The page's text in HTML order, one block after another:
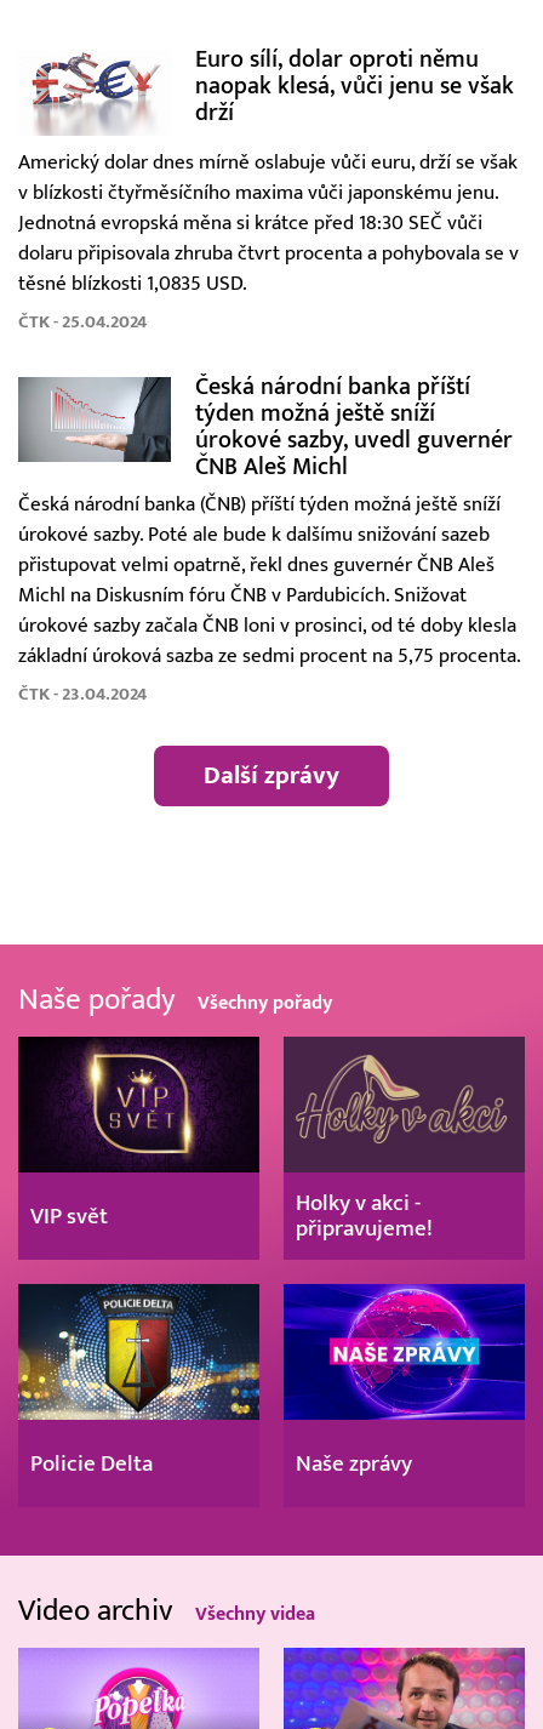
Euro sílí, dolar oproti němu
naopak klesá, vůči jenu se však
drží
Americký dolar dnes mírně oslabuje vůči euru, drží se však
v blízkosti čtyřměsíčního maxima vůči japonskému jenu.
Jednotná evropská měna si krátce před 18:30 SEČ vůči
dolaru připisovala zhruba čtvrt procenta a pohybovala se v
těsné blízkosti 1,0835 USD.
ČTK - 25.04.2024
Česká národní banka příští
týden možná ještě sníží
úrokové sazby, uvedl guvernér
ČNB Aleš Michl
Česká národní banka (ČNB) příští týden možná ještě sníží
úrokové sazby. Poté ale bude k dalšímu snižování sazeb
přistupovat velmi opatrně, řekl dnes guvernér ČNB Aleš
Michl na Diskusním fóru ČNB v Pardubicích. Snižovat
úrokové sazby začala ČNB loni v prosinci, od té doby klesla
základní úroková sazba ze sedmi procent na 5,75 procenta.
ČTK - 23.04.2024
Další zprávy
Naše pořady Všechny pořady
VIP svět
Holky v akci -
připravujeme!
Policie Delta Naše zprávy
Video archiv Všechny videa